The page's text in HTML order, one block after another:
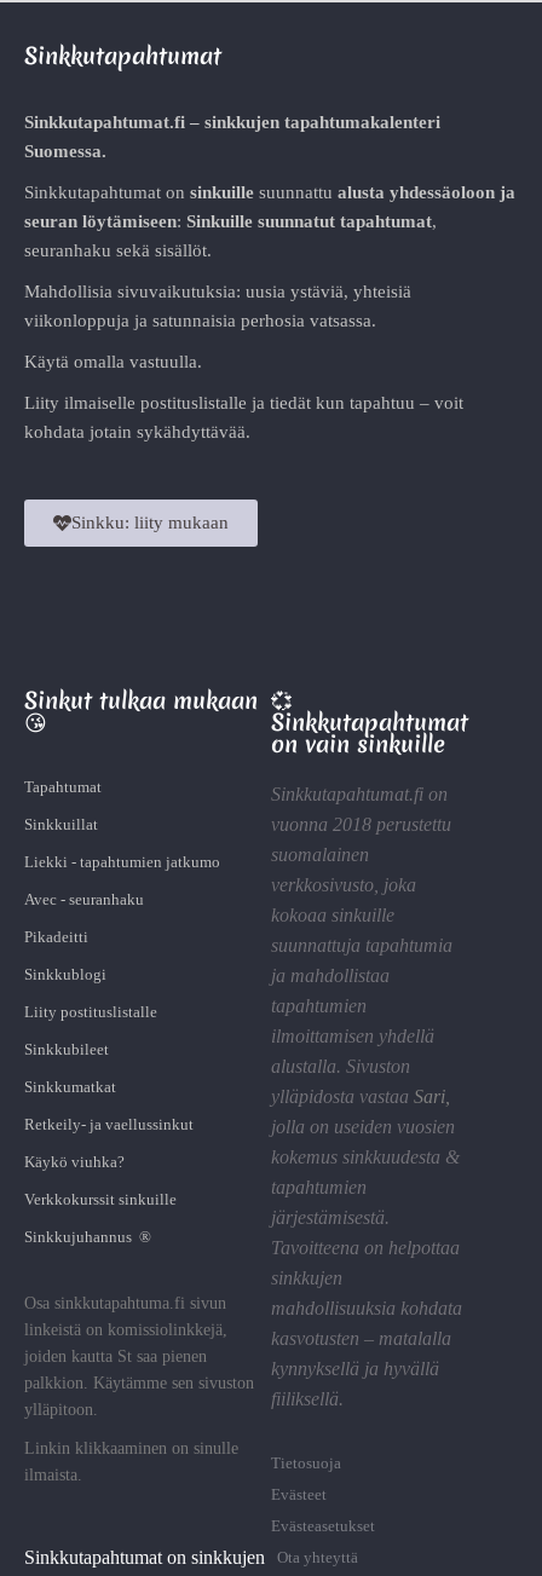
Sinkkutapahtumat
Sinkkutapahtumat.fi – sinkkujen tapahtumakalenteri
Suomessa.
Sinkkutapahtumat on sinkuille suunnattu alusta yhdessäoloon ja
seuran löytämiseen: Sinkuille suunnatut tapahtumat,
seuranhaku sekä sisällöt.
Mahdollisia sivuvaikutuksia: uusia ystäviä, yhteisiä
viikonloppuja ja satunnaisia perhosia vatsassa.
Käytä omalla vastuulla.
Liity ilmaiselle postituslistalle ja tiedät kun tapahtuu – voit
kohdata jotain sykähdyttävää.
Sinkku: liity mukaan
Sinkut tulkaa mukaan
😘
Tapahtumat
Sinkkuillat
Liekki - tapahtumien jatkumo
Avec - seuranhaku
Pikadeitti
Sinkkublogi
Liity postituslistalle
Sinkkubileet
Sinkkumatkat
Retkeily- ja vaellussinkut
Käykö viuhka?
Verkkokurssit sinkuille
Sinkkujuhannus ®
Osa sinkkutapahtuma.fi sivun
linkeistä on komissiolinkkejä,
joiden kautta St saa pienen
palkkion. Käytämme sen sivuston
ylläpitoon.
Linkin klikkaaminen on sinulle
ilmaista.
Sinkkutapahtumat on sinkkujen
💞
Sinkkutapahtumat
on vain sinkuille
Sinkkutapahtumat.fi on
vuonna 2018 perustettu
suomalainen
verkkosivusto, joka
kokoaa sinkuille
suunnattuja tapahtumia
ja mahdollistaa
tapahtumien
ilmoittamisen yhdellä
alustalla. Sivuston
ylläpidosta vastaa Sari
jolla on useiden vuosien
kokemus sinkkuudesta &
tapahtumien
järjestämisestä.
Tavoitteena on helpottaa
sinkkujen
mahdollisuuksia kohdata
kasvotusten – matalalla
kynnyksellä ja hyvällä
fiiliksellä.
Tietosuoja
Evästeet
Evästeasetukset
Ota yhteyttä